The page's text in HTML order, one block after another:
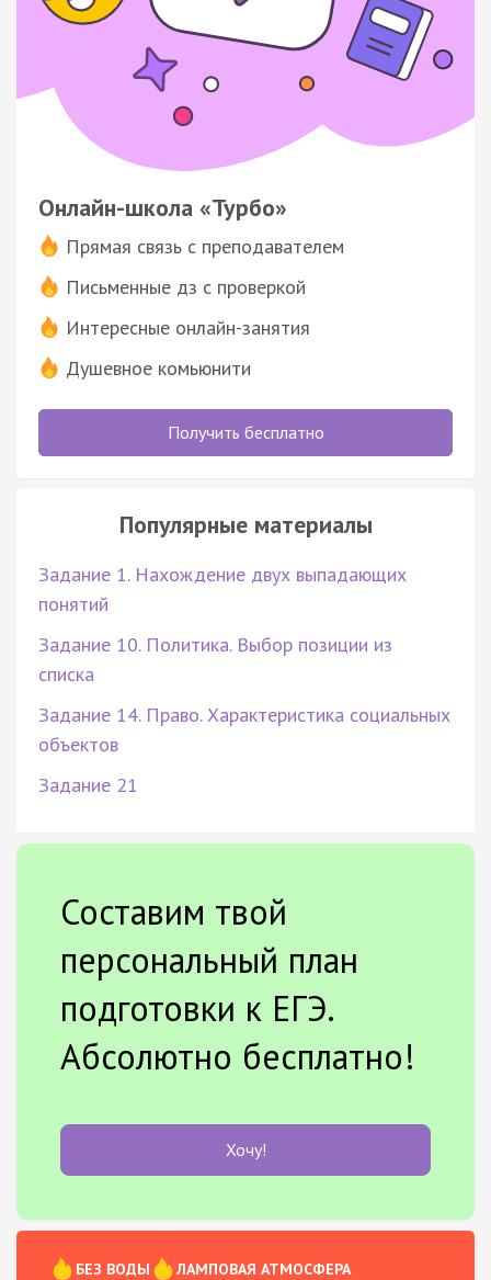
Онлайн-школа «Турбо»
Прямая связь с преподавателем
Письменные дз с проверкой
Интересные онлайн-занятия
Душевное комьюнити
Получить бесплатно
Популярные материалы
Задание 1. Нахождение двух выпадающих
понятий
Задание 10. Политика. Выбор позиции из
списка
Задание 14. Право. Характеристика социальных
объектов
Задание 21
Составим твой
персональный план
подготовки к ЕГЭ.
Абсолютно бесплатно!
Хочу!
БЕЗ ВОДЫ
ЛАМПОВАЯ АТМОСФЕРА